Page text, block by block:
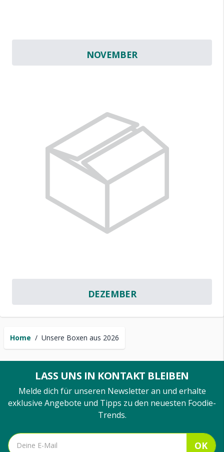
Home / Unsere Boxen aus 2026
NOVEMBER
DEZEMBER
LASS UNS IN KONTAKT BLEIBEN
Melde dich für unseren Newsletter an und erhalte
exklusive Angebote und Tipps zu den neuesten Foodie-
Trends.
OK